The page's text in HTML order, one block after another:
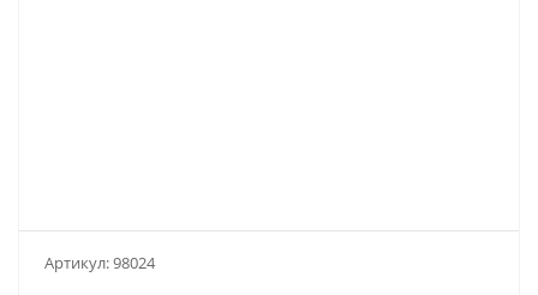
Артикул:98024